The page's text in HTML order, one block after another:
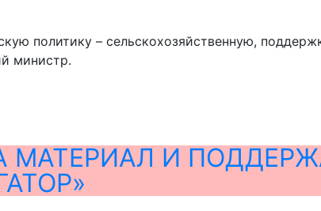
политику – сельскохозяйственную,
министр.
МАТЕРИАЛ И